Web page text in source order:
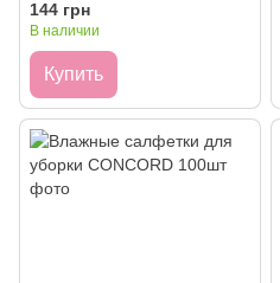
144 грн
В наличии
Купить